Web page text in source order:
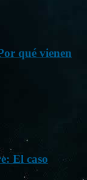
qué vienen
El caso